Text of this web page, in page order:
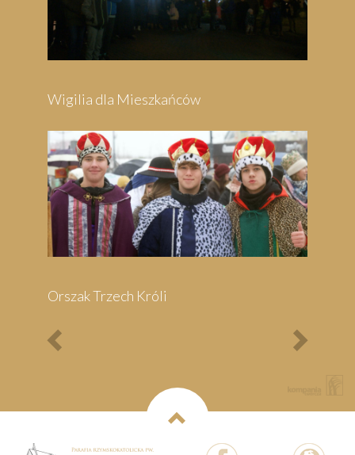
Festyn Parafialny
Bieg Papieski
XXII Pielgrzymi
Maraton Nordic Walking
- Rajd Rowerowy o
Memoriał Jana Pawła II